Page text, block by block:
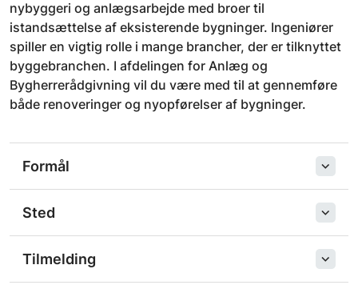
nybyggeri og anlægsarbejde med broer til
istandsættelse af eksisterende bygninger. Ingeniører
spiller en vigtig rolle i mange brancher, der er tilknyttet
byggebranchen. I afdelingen for Anlæg og
Bygherrerådgivning vil du være med til at gennemføre
både renoveringer og nyopførelser af bygninger.
Formål
Sted
Tilmelding